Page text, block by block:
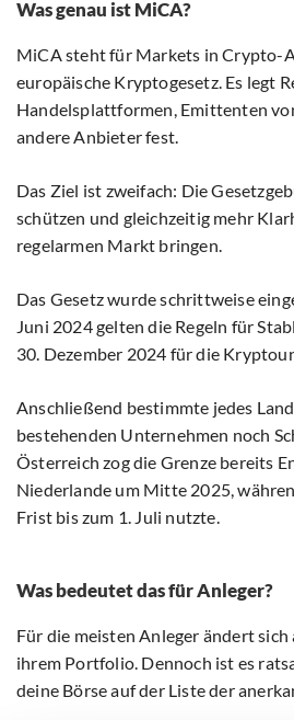
Was genau ist MiCA?
MiCA steht für Markets in Crypto-
europäische Kryptogesetz. Es legt
Handelsplattformen, Emittenten
andere Anbieter fest.
Das Ziel ist zweifach: Die
schützen und gleichzeitig mehr
regelarmen Markt bringen.
Das Gesetz wurde schrittweise
Juni 2024 gelten die Regeln für
30. Dezember 2024 für die
Anschließend bestimmte jedes
bestehenden Unternehmen noch
Österreich zog die Grenze bereits
Niederlande um Mitte 2025,
Frist bis zum 1. Juli nutzte.
Was bedeutet das für Anleger?
Für die meisten Anleger ändert sich
ihrem Portfolio. Dennoch ist es
deine Börse auf der Liste der